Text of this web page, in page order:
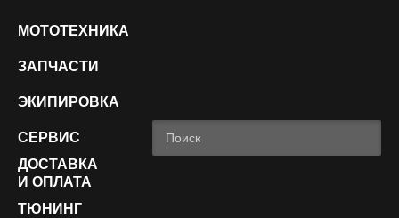
МОТОТЕХНИКА
ЗАПЧАСТИ
ЭКИПИРОВКА
СЕРВИС
ДОСТАВКА
И ОПЛАТА
ТЮНИНГ